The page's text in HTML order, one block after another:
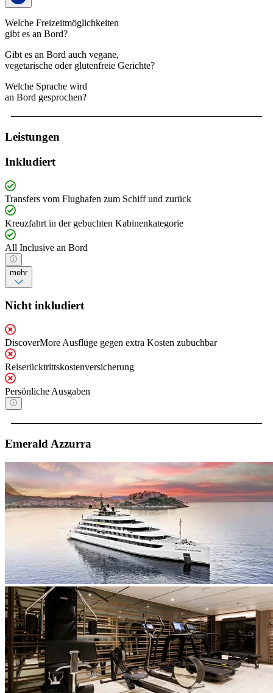
Welche Freizeitmöglichkeiten
gibt es an Bord?
Gibt es an Bord auch vegane,
vegetarische oder glutenfreie Gerichte?
Welche Sprache wird
an Bord gesprochen?
Leistungen
Inkludiert
Transfers vom Flughafen zum Schiff und zurück
Kreuzfahrt in der gebuchten Kabinenkategorie
All Inclusive an Bord
mehr
Nicht inkludiert
DiscoverMore Ausflüge gegen extra Kosten zubuchbar
Reiserücktrittskostenversicherung
Persönliche Ausgaben
Emerald Azzurra